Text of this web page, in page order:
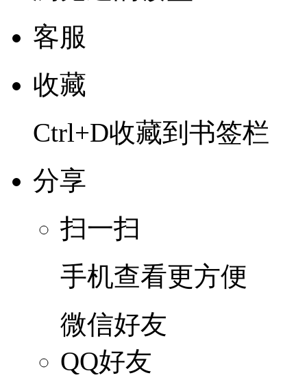
客服
收藏
Ctrl+D收藏到书签栏
分享
扫一扫
手机查看更方便
微信好友
QQ好友